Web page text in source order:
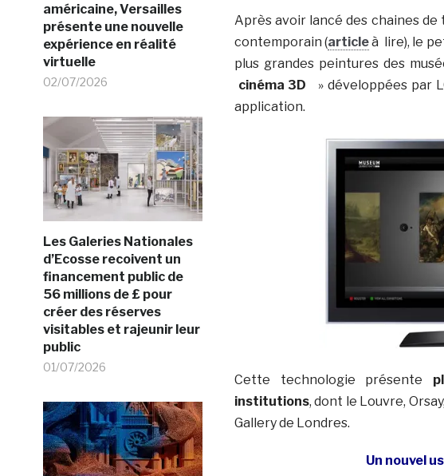
américaine, Versailles
présente une nouvelle
expérience en réalité
virtuelle
02/07/2026
Les Galeries Nationales
d’Ecosse recoivent un
financement public de
56 millions de £ pour
créer des réserves
visitables et rajeunir leur
public
01/07/2026
Après avoir lancé des chaines de
contemporain (articleà lire), le
plus grandes peintures des
cinéma 3D » développées par
application.
Cette technologie présente
institutions, dont le Louvre,
Gallery de Londres.
Un nouvel